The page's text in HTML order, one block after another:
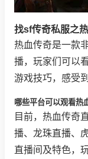
找sf传奇私服之
热血传奇是一款
播，玩家们可以
游戏技巧，感受
哪些平台可以观看热
目前，热血传奇
播、龙珠直播、
直播间及特色，